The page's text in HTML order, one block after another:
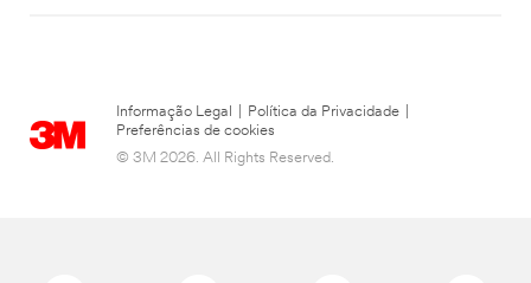
Informação Legal Política da Privacidade
Preferências de cookies
© 3M 2026. All Rights Reserved.